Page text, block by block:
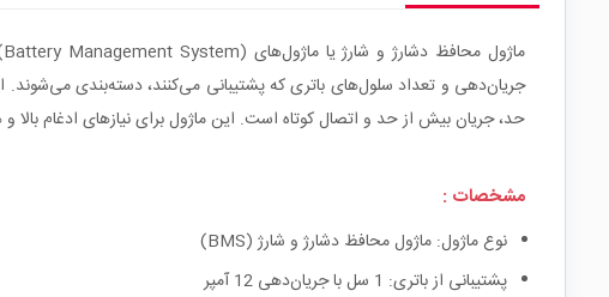
حد، جریان بیش از حد و اتصال کوتاه است. این ماژول برای نیازهای ادغام بالا
مشخصات :
نوع ماژول: ماژول محافظ دشارژ و شارژ (BMS)
پشتیبانی از باتری: 1 سل با جریان‌دهی 12 آمپر